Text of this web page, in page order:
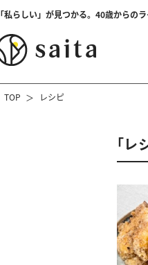
「私らしい」が見つかる。40歳からの
TOP レシピ
「レ